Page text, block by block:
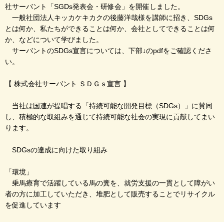
社サーバント「SGDs発表会・研修会」を開催しました。
一般社団法人キッカケキカクの後藤洋哉様を講師に招き、SDGs
とは何か、私たちができることは何か、会社としてできることは何
か、などについて学びました。
サーバントのSDGs宣言については、下部↓のpdfをご確認くださ
い。
【 株式会社サーバント ＳＤＧｓ宣言 】
当社は国連が提唱する「持続可能な開発目標（SDGs）」に賛同
し、積極的な取組みを通じて持続可能な社会の実現に貢献してまい
ります。
SDGsの達成に向けた取り組み
「環境」
乗馬療育で活躍している馬の糞を、就労支援の一貫として障がい
者の方に加工していただき、堆肥として販売することでリサイクル
を促進しています